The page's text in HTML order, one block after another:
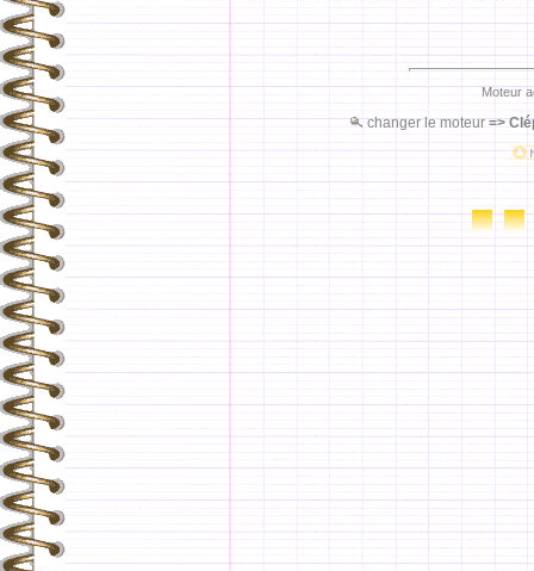
Moteur
changer le moteur=>